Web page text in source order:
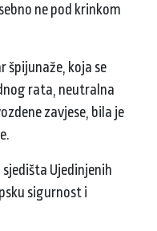
ne pod krinkom
špijunaže, koja se
rata, neutralna
zavjese, bila je
sjedišta Ujedinjenih
sigurnost i